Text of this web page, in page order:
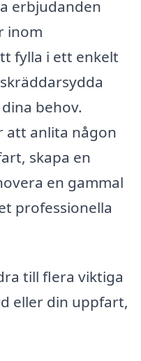
erbjudanden
inom
fylla i ett enkelt
behov.
att anlita någon
skapa en
en gammal
professionella
till flera viktiga
eller din uppfart,